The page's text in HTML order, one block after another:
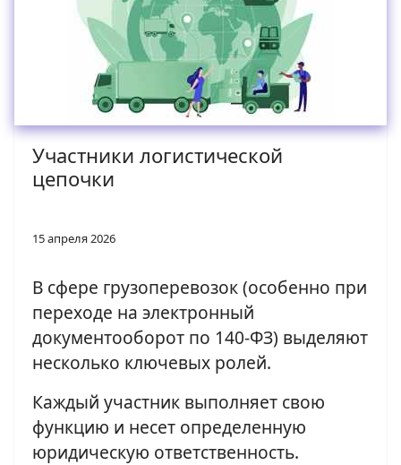
Участники логистической
цепочки
15 апреля 2026
В сфере грузоперевозок (особенно при
переходе на электронный
документооборот по 140-ФЗ) выделяют
несколько ключевых ролей.
Каждый участник выполняет свою
функцию и несет определенную
юридическую ответственность.